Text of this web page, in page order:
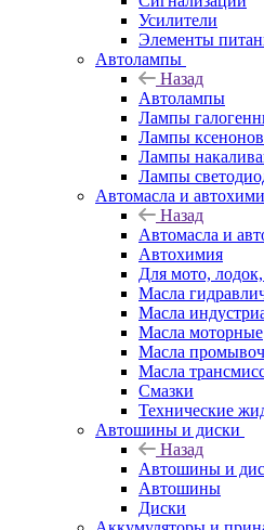
Усилители
Элементы
Автолампы
Назад
Автолампы
Лампы
Лампы
Лампы
Лампы
Автомасла и
Назад
Автомасла и
Автохимия
Для мото,
Масла
Масла
Масла моторные
Масла
Масла
Смазки
Технические
Автошины и диски
Назад
Автошины и
Автошины
Диски